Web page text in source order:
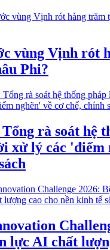
vùng Vịnh rót
Phi?
rà soát hệ
xử lý các 'điểm
lực AI chất